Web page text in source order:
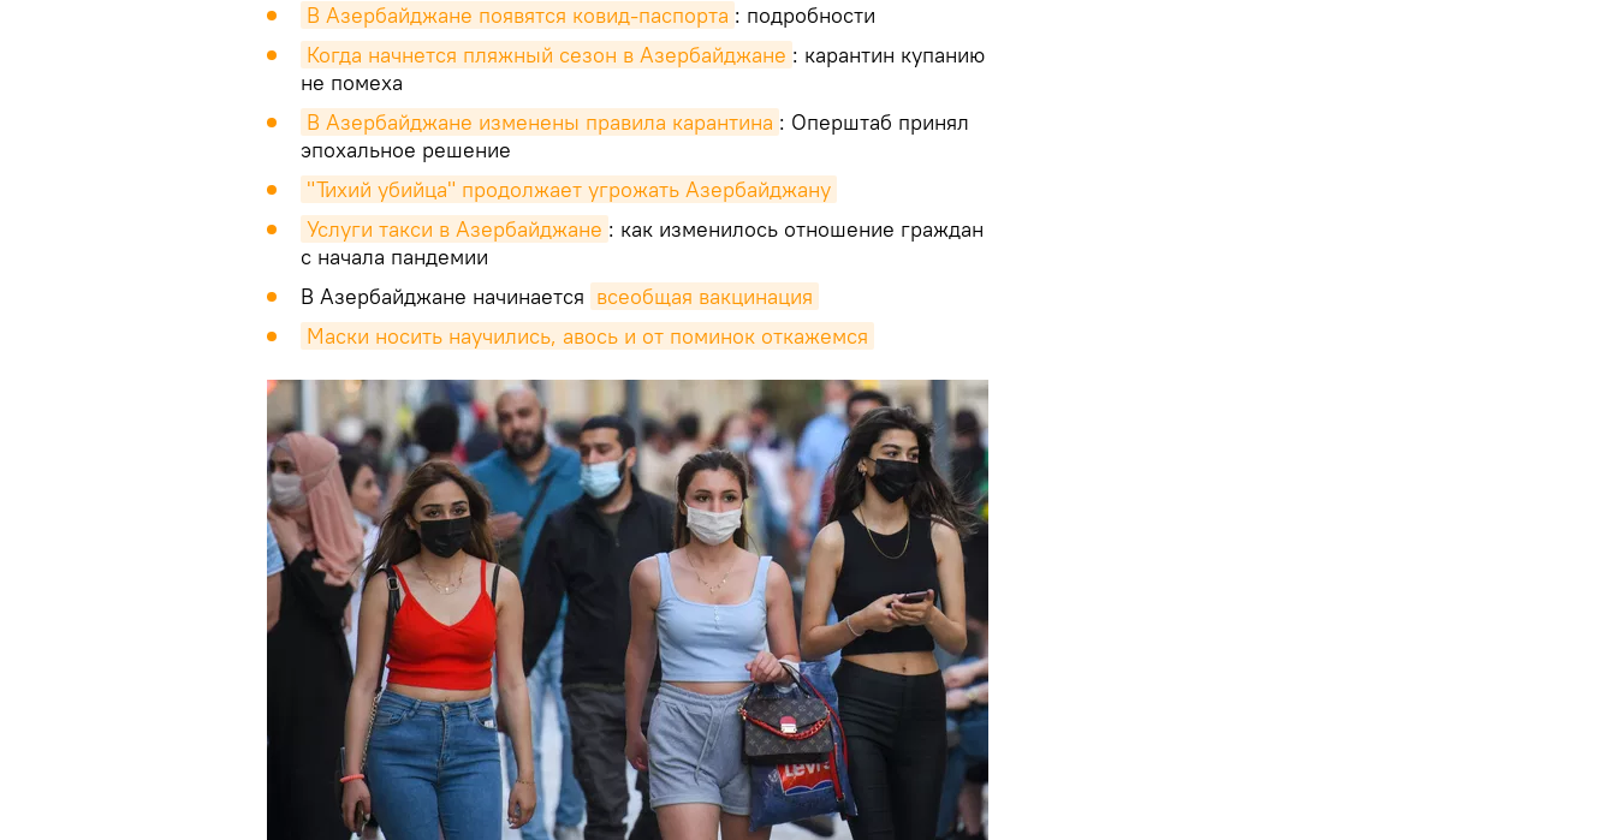
В Азербайджане появятся ковид-паспорта : подробности
Когда начнется пляжный сезон в Азербайджане : карантин купанию
не помеха
В Азербайджане изменены правила карантина : Оперштаб принял
эпохальное решение
"Тихий убийца" продолжает угрожать Азербайджану
Услуги такси в Азербайджане : как изменилось отношение граждан
с начала пандемии
В Азербайджане начинается всеобщая вакцинация
Маски носить научились, авось и от поминок откажемся